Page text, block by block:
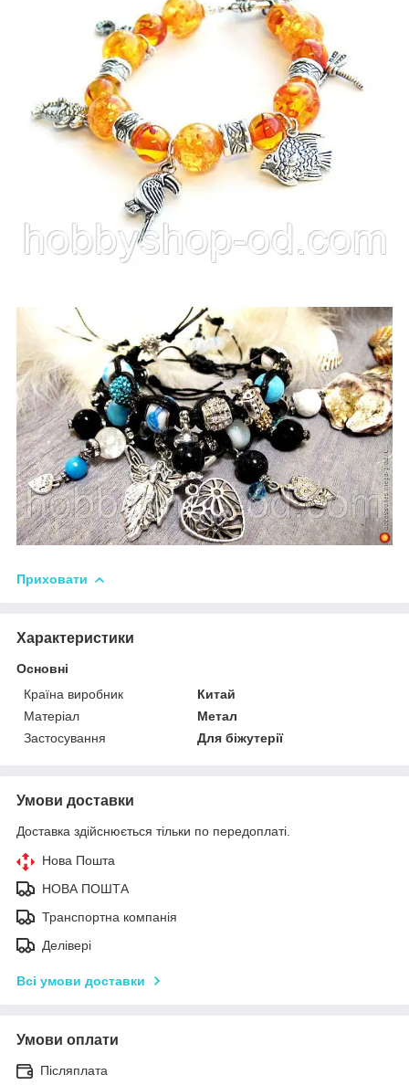
Приховати
Характеристики
Основні
Країна виробник
Китай
Матеріал
Метал
Застосування
Для біжутерії
Умови доставки
Доставка здійснюється тільки по передоплаті.
Нова Пошта
НОВА ПОШТА
Транспортна компанія
Делівері
Всі умови доставки
Умови оплати
Післяплата